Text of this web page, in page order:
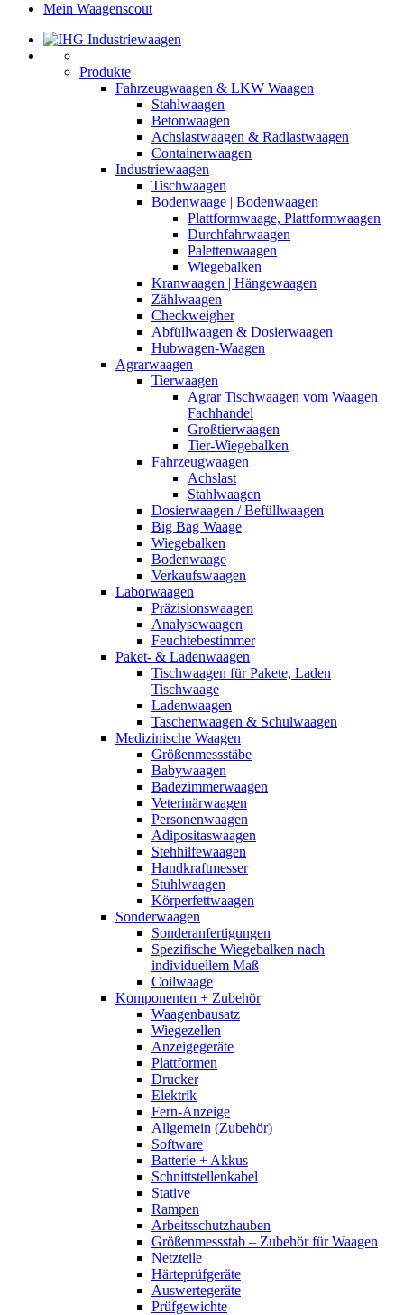
Mein Waagenscout
Produkte
Fahrzeugwaagen & LKW Waagen
Stahlwaagen
Betonwaagen
Achslastwaagen & Radlastwaagen
Containerwaagen
Industriewaagen
Tischwaagen
Bodenwaage | Bodenwaagen
Plattformwaage, Plattformwaagen
Durchfahrwaagen
Palettenwaagen
Wiegebalken
Kranwaagen | Hängewaagen
Zählwaagen
Checkweigher
Abfüllwaagen & Dosierwaagen
Hubwagen-Waagen
Agrarwaagen
Tierwaagen
Agrar Tischwaagen vom Waagen
Fachhandel
Großtierwaagen
Tier-Wiegebalken
Fahrzeugwaagen
Achslast
Stahlwaagen
Dosierwaagen / Befüllwaagen
Big Bag Waage
Wiegebalken
Bodenwaage
Verkaufswaagen
Laborwaagen
Präzisionswaagen
Analysewaagen
Feuchtebestimmer
Paket- & Ladenwaagen
Tischwaagen für Pakete, Laden
Tischwaage
Ladenwaagen
Taschenwaagen & Schulwaagen
Medizinische Waagen
Größenmessstäbe
Babywaagen
Badezimmerwaagen
Veterinärwaagen
Personenwaagen
Adipositaswaagen
Stehhilfewaagen
Handkraftmesser
Stuhlwaagen
Körperfettwaagen
Sonderwaagen
Sonderanfertigungen
Spezifische Wiegebalken nach
individuellem Maß
Coilwaage
Komponenten + Zubehör
Waagenbausatz
Wiegezellen
Anzeigegeräte
Plattformen
Drucker
Elektrik
Fern-Anzeige
Allgemein (Zubehör)
Software
Batterie + Akkus
Schnittstellenkabel
Stative
Rampen
Arbeitsschutzhauben
Größenmessstab – Zubehör für Waagen
Netzteile
Härteprüfgeräte
Auswertegeräte
Prüfgewichte